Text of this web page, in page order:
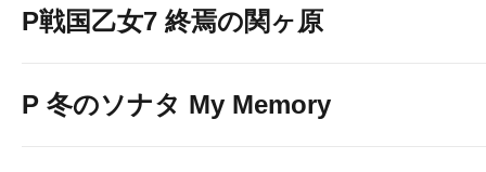
P戦国乙女7 終焉の関ヶ原
P 冬のソナタ My Memory